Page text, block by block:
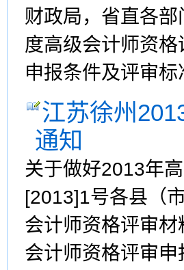
财政局，省直各
度高级会计师资格
申报条件及评
江苏徐州
通知
关于做好2013年
[2013]1号各县（
会计师资格评审材
会计师资格评审申